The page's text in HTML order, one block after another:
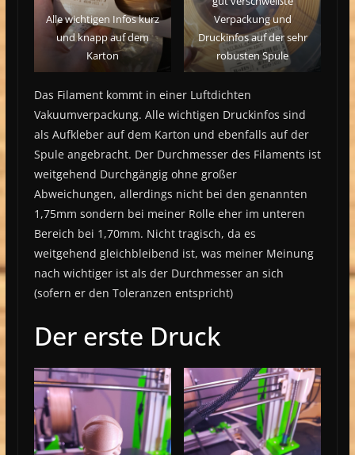
Alle wichtigen Infos kurz
und knapp auf dem
Karton
Verpackung und
Druckinfos auf der sehr
robusten Spule
Das Filament kommt in einer Luftdichten
Vakuumverpackung. Alle wichtigen Druckinfos sind
als Aufkleber auf dem Karton und ebenfalls auf der
Spule angebracht. Der Durchmesser des Filaments ist
weitgehend Durchgängig ohne großer
Abweichungen, allerdings nicht bei den genannten
1,75mm sondern bei meiner Rolle eher im unteren
Bereich bei 1,70mm. Nicht tragisch, da es
weitgehend gleichbleibend ist, was meiner Meinung
nach wichtiger ist als der Durchmesser an sich
(sofern er den Toleranzen entspricht)
Der erste Druck